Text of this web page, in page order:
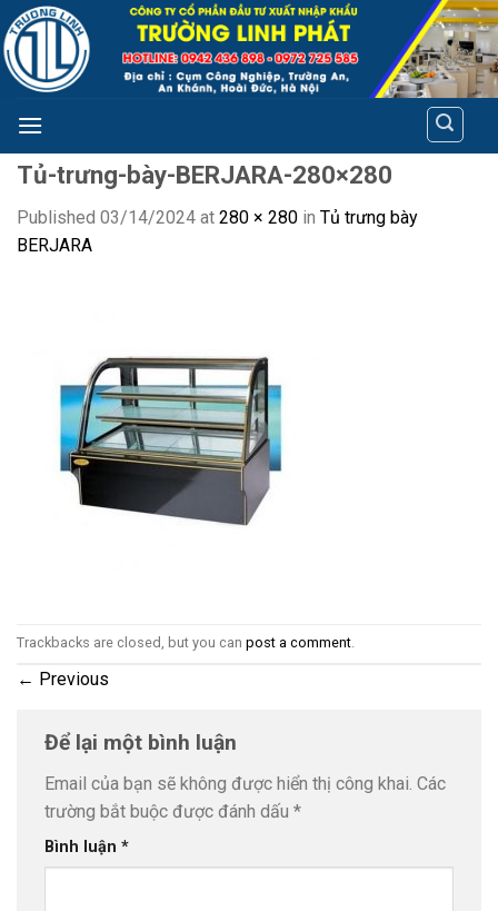
Skip
to
content
Tủ-trưng-bày-BERJARA-280×280
Published 03/14/2024 at 280 × 280 in Tủ trưng bày
BERJARA
Trackbacks are closed, but you can post a comment.
← Previous
Để lại một bình luận
Email của bạn sẽ không được hiển thị công khai. Các
trường bắt buộc được đánh dấu *
Bình luận *